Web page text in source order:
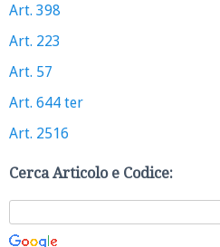
Art. 398
Art. 223
Art. 57
Art. 644 ter
Art. 2516
Cerca Articolo e Codice: